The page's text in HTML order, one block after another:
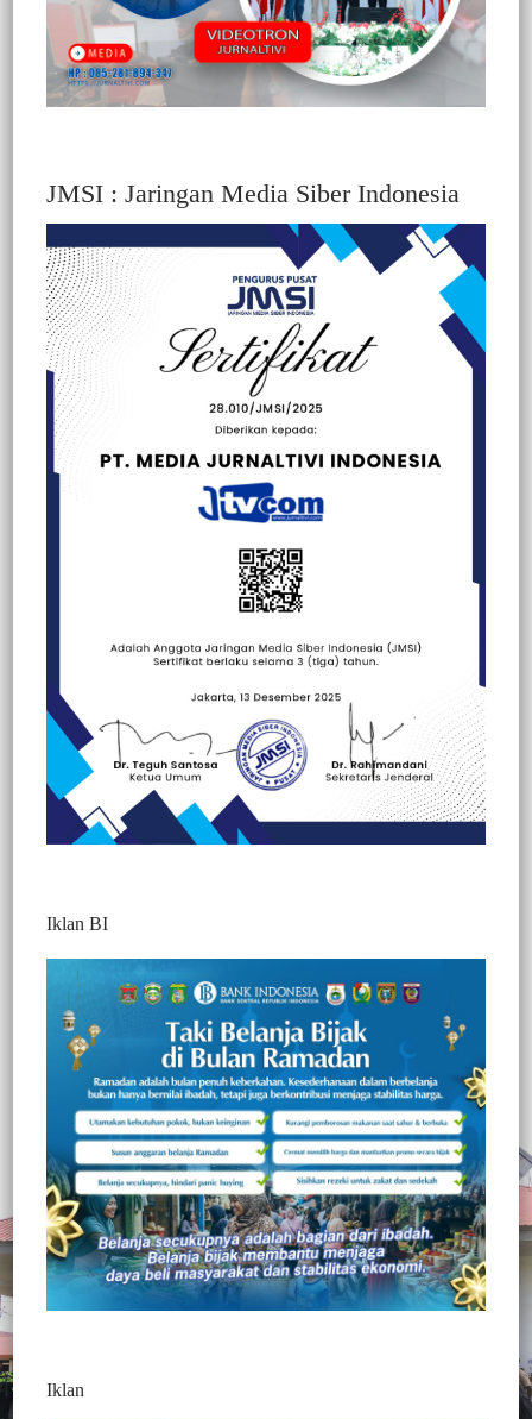
Soroti Anggaran Baju Dinas dan Perabotan
RT Bupati Pasangkayu Puluhan Anggota
HMI Geruduk DPRD Pasangkayu
Gusni Mamuju
3 Min Baca
Selasa, 7 Juli 2026
390
JMSI : Jaringan Media Siber Indonesia
Iklan BI
Iklan